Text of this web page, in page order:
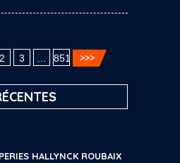
2 3 851
HALLYNCK ROUBAIX